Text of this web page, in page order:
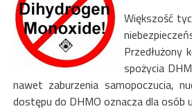
Większość
spożycia
nawet zaburzenia samopoczucia,
dostępu do DHMO oznacza dla osób